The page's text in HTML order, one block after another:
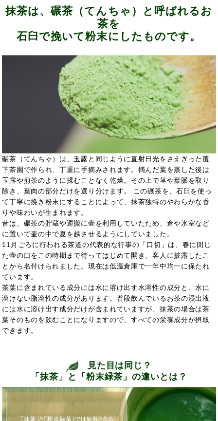
抹茶は、碾茶（てんちゃ）と呼ばれるお
茶を
石臼で挽いて粉末にしたものです。
碾茶（てんちゃ）は、玉露と同じように直射日光をさえぎった覆
下茶園で作られ、丁重に手摘みされます。摘んだ葉を蒸した後は
玉露や煎茶のように揉むことなく乾燥。その上で茎や葉脈を取り
除き、葉肉の部分だけを選り分けます。 この碾茶を、石臼を使っ
て丁寧に挽き粉末にすることによって、抹茶独特のやわらかな香
りや味わいが生まれます。
昔は、碾茶の貯蔵や運搬に壷を利用していたため、倉や氷室など
に置いて壷の中で夏を越させるようにしていました。
11月ごろに行われる茶道の代表的な行事の「口切」は、春に閉じ
た壷の口をこの時期まで待ってはじめて開き、客人に披露したこ
とから名付けられました。現在は低温倉庫で一年中均一に保たれ
ています。
茶葉に含まれている成分には水に溶け出す水溶性の成分と、水に
溶けない脂溶性の成分があります。普段飲んでいるお茶の浸出液
には水に溶け出す成分だけが含まれていますが、抹茶の場合は茶
葉そのものを飲むことになりますので、すべての栄養成分が摂取
できます。
見た目は同じ？
「抹茶」と「粉末緑茶」の違いとは？